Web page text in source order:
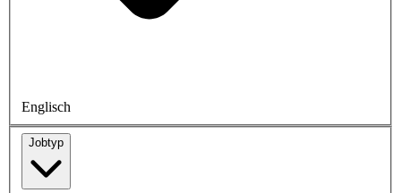
Englisch
Jobtyp